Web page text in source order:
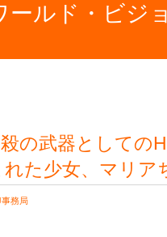
ールド・ビジ
の武器としての
た少女、マリア
事務局